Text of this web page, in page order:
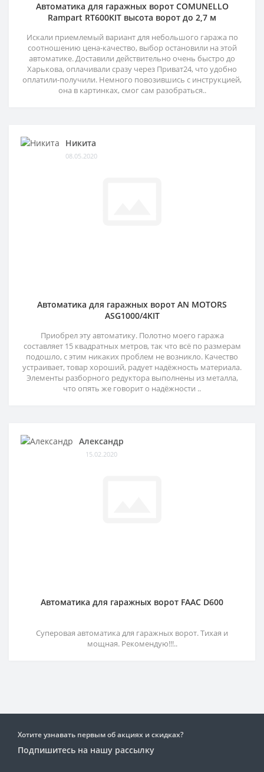
Автоматика для гаражных ворот COMUNELLO
Rampart RT600KIT высота ворот до 2,7 м
Искали приемлемый вариант для небольшого гаража по
соотношению цена-качество, выбор остановили на этой
автоматике. Доставили действительно очень быстро до
Харькова, оплачивали сразу через Приват24, что удобно
оплатили-получили. Немного повозившись с инструкцией,
она в картинках, смог сам разобраться..
Никита
08.05.2020
Автоматика для гаражных ворот AN MOTORS
ASG1000/4KIT
Приобрел эту автоматику. Полотно моего гаража
составляет 15 квадратных метров, так что всё по размерам
подошло, с этим никаких проблем не возникло. Качество
устраивает, товар хороший, радует надёжность материала.
Элементы разборного редуктора выполнены из металла,
что опять же говорит о надёжности ..
Александр
15.02.2020
Автоматика для гаражных ворот FAAC D600
Суперовая автоматика для гаражных ворот. Тихая и
мощная. Рекомендую!!!..
Хотите узнавать первым об акциях и скидках?
Подпишитесь на нашу рассылку